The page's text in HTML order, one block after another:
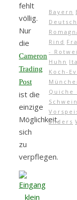
fehlt
völlig.
Nur
die
Cameron
Trading
Post
ist die
einzige
Möglichkeit,
sich
zu
verpflegen.
Bayern
Rind
-
Huhn
Koch-
Quiche
Schwein
anders